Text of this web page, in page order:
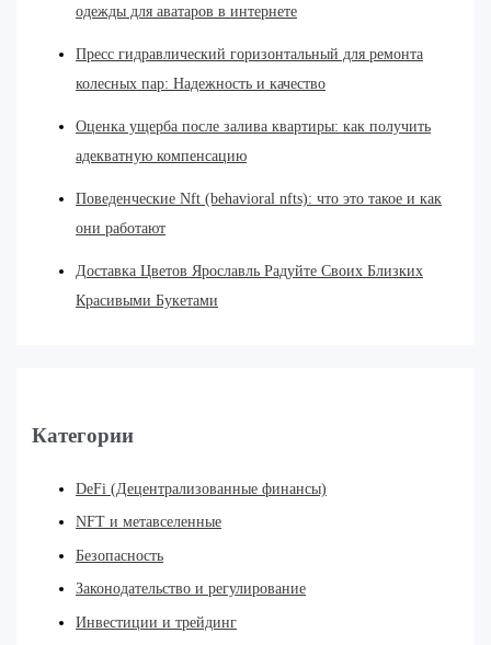
одежды для аватаров в интернете
Пресс гидравлический горизонтальный для ремонта
колесных пар: Надежность и качество
Оценка ущерба после залива квартиры: как получить
адекватную компенсацию
Поведенческие Nft (behavioral nfts): что это такое и как
они работают
Доставка Цветов Ярославль Радуйте Своих Близких
Красивыми Букетами
Категории
DeFi (Децентрализованные финансы)
NFT и метавселенные
Безопасность
Законодательство и регулирование
Инвестиции и трейдинг